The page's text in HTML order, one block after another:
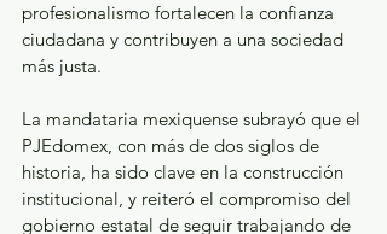
profesionalismo fortalecen la confianza
ciudadana y contribuyen a una sociedad
más justa.
La mandataria mexiquense subrayó que el
PJEdomex, con más de dos siglos de
historia, ha sido clave en la construcción
institucional, y reiteró el compromiso del
gobierno estatal de seguir trabajando de